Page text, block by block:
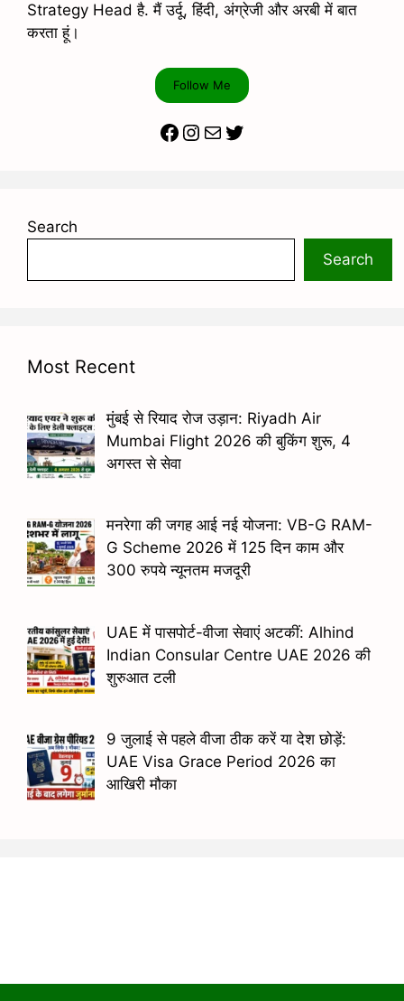
Strategy Head है. मैं उर्दू, हिंदी, अंग्रेजी और अरबी में बात
करता हूं।
Follow Me
Facebook
Instagram
MailTwitter
Search
Search
Most Recent
मुंबई से रियाद रोज उड़ान: Riyadh Air
Mumbai Flight 2026 की बुकिंग शुरू, 4
अगस्त से सेवा
मनरेगा की जगह आई नई योजना: VB-G RAM-
G Scheme 2026 में 125 दिन काम और
300 रुपये न्यूनतम मजदूरी
UAE में पासपोर्ट-वीजा सेवाएं अटकीं: Alhind
Indian Consular Centre UAE 2026 की
शुरुआत टली
9 जुलाई से पहले वीजा ठीक करें या देश छोड़ें:
UAE Visa Grace Period 2026 का
आखिरी मौका